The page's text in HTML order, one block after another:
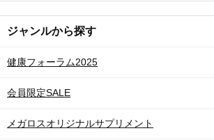
ジャンルから探す
健康フォーラム2025
会員限定SALE
メガロスオリジナルサプリメント